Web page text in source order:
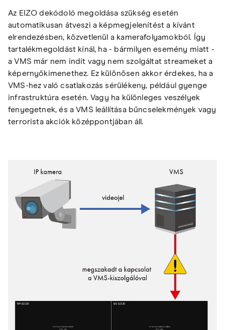
Az EIZO dekódoló megoldása szükség esetén
automatikusan átveszi a képmegjelenítést a kívánt
elrendezésben, közvetlenül a kamerafolyamokból. Így
tartalékmegoldást kínál, ha - bármilyen esemény miatt -
a VMS már nem indít vagy nem szolgáltat streameket a
képernyőkimenethez. Ez különösen akkor érdekes, ha a
VMS-hez való csatlakozás sérülékeny, például gyenge
infrastruktúra esetén. Vagy ha különleges veszélyek
fenyegetnek, és a VMS leállítása bűncselekmények vagy
terrorista akciók középpontjában áll.